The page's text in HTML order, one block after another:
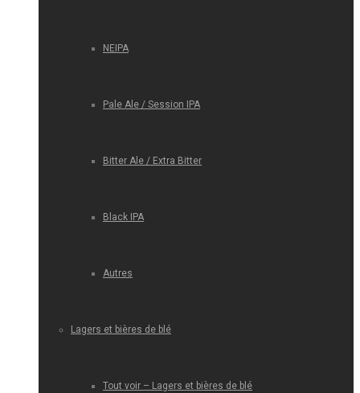
NEIPA
Pale Ale / Session IPA
Bitter Ale / Extra Bitter
Black IPA
Autres
Lagers et bières de blé
Tout voir – Lagers et bières de blé